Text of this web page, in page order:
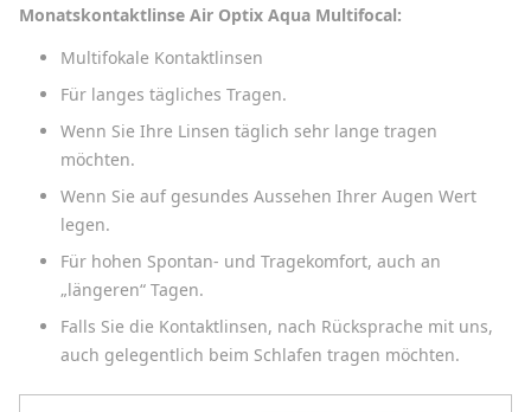
Monatskontaktlinse Air Optix Aqua Multifocal:
Multifokale Kontaktlinsen
Für langes tägliches Tragen.
Wenn Sie Ihre Linsen täglich sehr lange tragen
möchten.
Wenn Sie auf gesundes Aussehen Ihrer Augen Wert
legen.
Für hohen Spontan- und Tragekomfort, auch an
„längeren“ Tagen.
Falls Sie die Kontaktlinsen, nach Rücksprache mit uns,
auch gelegentlich beim Schlafen tragen möchten.